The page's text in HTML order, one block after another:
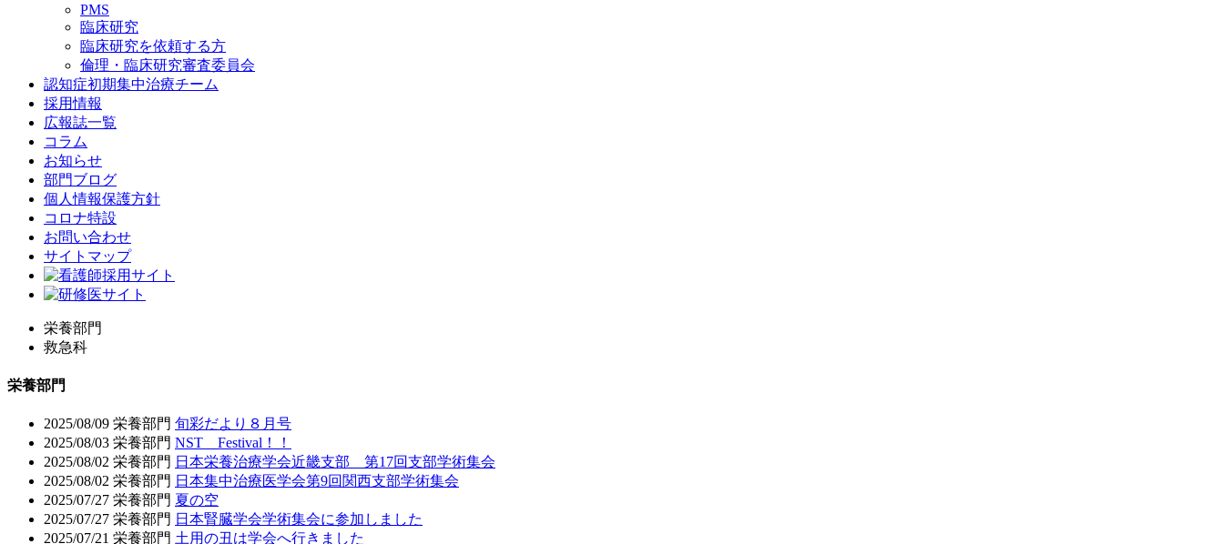
PMS
臨床研究
臨床研究を依頼する方
倫理・臨床研究審査委員会
認知症初期集中治療チーム
採用情報
広報誌一覧
コラム
お知らせ
部門ブログ
個人情報保護方針
コロナ特設
お問い合わせ
サイトマップ
栄養部門
救急科
栄養部門
2025/08/09 栄養部門 旬彩だより８月号
2025/08/03 栄養部門 NST Festival！！
2025/08/02 栄養部門 日本栄養治療学会近畿支部 第17回支部学術集会
2025/08/02 栄養部門 日本集中治療医学会第9回関西支部学術集会
2025/07/27 栄養部門 夏の空
2025/07/27 栄養部門 日本腎臓学会学術集会に参加しました
2025/07/21 栄養部門 土用の丑は学会へ行きました